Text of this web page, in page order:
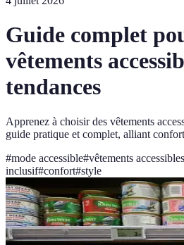
Guide complet
vêtements
tendances
Apprenez à choisir des vêtements
guide pratique et complet, alliant
#mode accessible#vêtements accessibles
inclusif#confort#style